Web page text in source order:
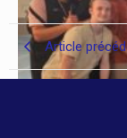
Article